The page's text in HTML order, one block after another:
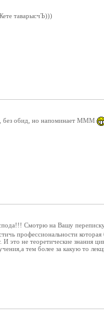
таварысчЪ)))
без обид, но напоминает МММ
Смотрю на Вашу
профессиональности
И это не теоретические знания
тем более за какую то